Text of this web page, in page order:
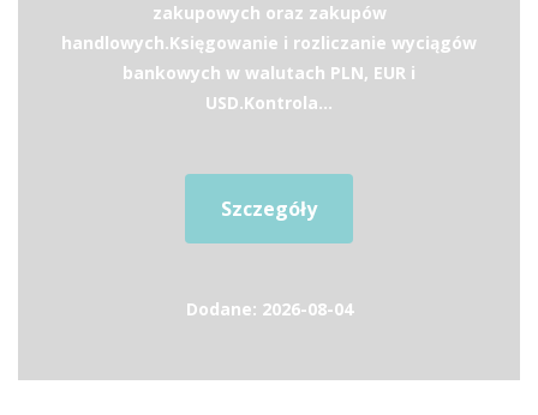
zakupowych oraz zakupów
handlowych.Księgowanie i rozliczanie wyciągów
bankowych w walutach PLN, EUR i
USD.Kontrola...
Szczegóły
Dodane: 2026-08-04